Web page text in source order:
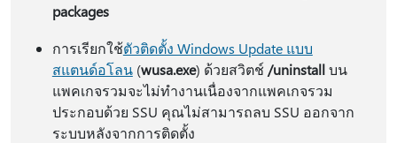
packages
การเรียกใช้ตัวติดตั้ง Windows Update แบบ
สแตนด์อโลน(wusa.exe) ด้วยสวิตช์ /uninstallบน
แพคเกจรวมจะไม่ทํางานเนื่องจากแพคเกจรวม
ประกอบด้วย SSU คุณไม่สามารถลบ SSU ออกจาก
ระบบหลังจากการติดตั้ง